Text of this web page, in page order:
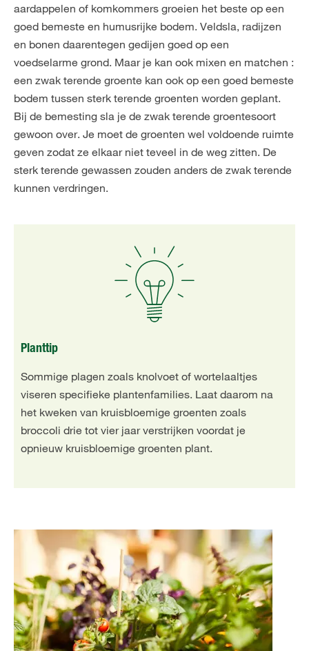
aardappelen of komkommers groeien het beste op een
goed bemeste en humusrijke bodem. Veldsla, radijzen
en bonen daarentegen gedijen goed op een
voedselarme grond. Maar je kan ook mixen en matchen :
een zwak terende groente kan ook op een goed bemeste
bodem tussen sterk terende groenten worden geplant.
Bij de bemesting sla je de zwak terende groentesoort
gewoon over. Je moet de groenten wel voldoende ruimte
geven zodat ze elkaar niet teveel in de weg zitten. De
sterk terende gewassen zouden anders de zwak terende
kunnen verdringen.
Planttip
Sommige plagen zoals knolvoet of wortelaaltjes
viseren specifieke plantenfamilies. Laat daarom na
het kweken van kruisbloemige groenten zoals
broccoli drie tot vier jaar verstrijken voordat je
opnieuw kruisbloemige groenten plant.